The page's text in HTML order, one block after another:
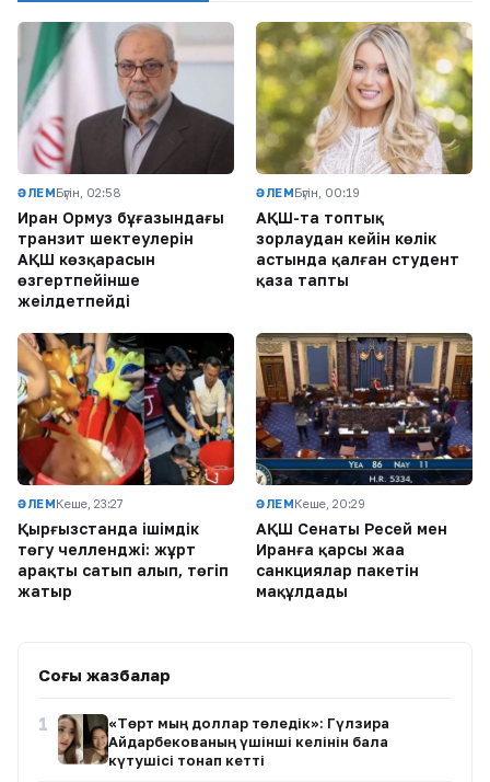
ӘЛЕМБүгін, 02:58
Иран Ормуз бұғазындағы
транзит шектеулерін
АҚШ көзқарасын
өзгертпейінше
жеңілдетпейді
ӘЛЕМБүгін, 00:19
АҚШ-та топтық
зорлаудан кейін көлік
астында қалған студент
қаза тапты
ӘЛЕМКеше, 23:27
Қырғызстанда ішімдік
төгу челленджі: жұрт
арақты сатып алып, төгіп
жатыр
ӘЛЕМКеше, 20:29
АҚШ Сенаты Ресей мен
Иранға қарсы жаңа
санкциялар пакетін
мақұлдады
Соңғы жазбалар
1
«Төрт мың доллар төледік»: Гүлзира
Айдарбекованың үшінші келінін бала
күтушісі тонап кетті